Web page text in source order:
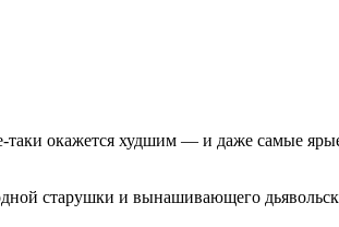
таки окажется худшим — и даже самые
старушки и вынашивающего